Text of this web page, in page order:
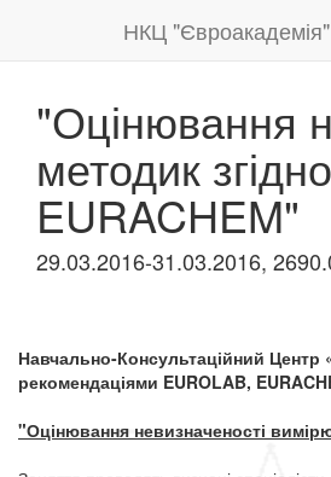
НКЦ "Євроакадемія"
"Оцінювання
методик
EURACHEM"
29.03.2016-31.03.2016,
Навчально-Консультаційний Центр
рекомендаціями EUROLAB,
"Оцінювання невизначеності